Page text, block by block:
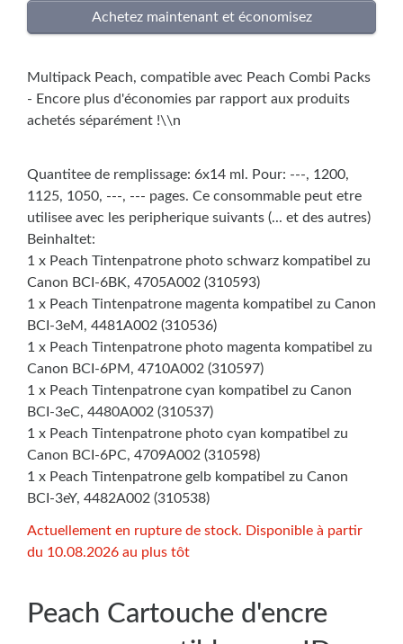
Multipack Peach, compatible avec Peach Combi Packs
- Encore plus d'économies par rapport aux produits
achetés séparément !\\n
Quantitee de remplissage: 6x14 ml. Pour: ---, 1200,
1125, 1050, ---, --- pages. Ce consommable peut etre
utilisee avec les peripherique suivants (... et des autres)
Beinhaltet:
1 x Peach Tintenpatrone photo schwarz kompatibel zu
Canon BCI-6BK, 4705A002 (310593)
1 x Peach Tintenpatrone magenta kompatibel zu Canon
BCI-3eM, 4481A002 (310536)
1 x Peach Tintenpatrone photo magenta kompatibel zu
Canon BCI-6PM, 4710A002 (310597)
1 x Peach Tintenpatrone cyan kompatibel zu Canon
BCI-3eC, 4480A002 (310537)
1 x Peach Tintenpatrone photo cyan kompatibel zu
Canon BCI-6PC, 4709A002 (310598)
1 x Peach Tintenpatrone gelb kompatibel zu Canon
BCI-3eY, 4482A002 (310538)
Actuellement en rupture de stock. Disponible à partir
du 10.08.2026 au plus tôt
Peach Cartouche d'encre